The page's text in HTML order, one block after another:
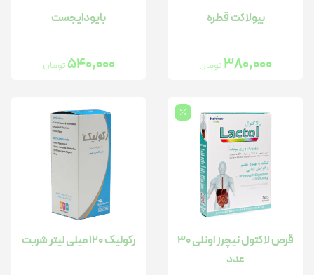
بیولاکت قطره
380,000تومان
بایودایجست
540,000تومان
قرص لاکتول نیچرز اونلی ۳۰
عدد
رکولیک ۱۲۰ میلی لیتر شربت